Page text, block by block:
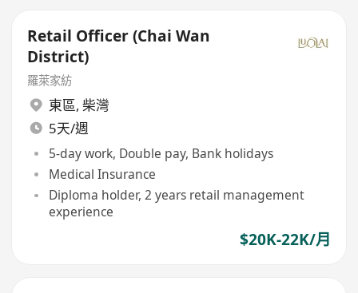
Retail Officer (Chai Wan
District)
羅萊家紡
東區, 柴灣
5天/週
5-day work, Double pay, Bank holidays
Medical Insurance
Diploma holder, 2 years retail management
experience
$20K-22K/月